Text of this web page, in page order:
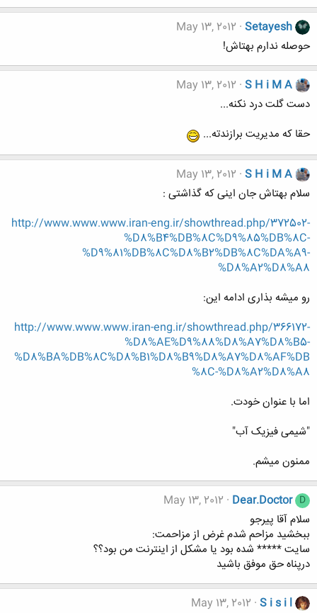
Setayesh
May 13, 2012
حوصله ندارم بهتاش!
S H i M A
May 13, 2012
دست گلت درد نکنه...
حقا که مدیریت برازندته...
S H i M A
May 13, 2012
سلام بهتاش جان اینی که گذاشتی :
http://www.www.www.iran-eng.ir/showthread.php/372502-
%D8%B4%DB%8C%D9%85%DB%8C-
%D9%81%DB%8C%D8%B2%DB%8C%DA%A9-
%D8%A2%D8%A8
رو میشه بذاری ادامه این:
http://www.www.www.iran-eng.ir/showthread.php/366172-
%D8%AE%D9%88%D8%A7%D8%B5-
%D8%BA%DB%8C%D8%B1%D8%B9%D8%A7%D8%AF%DB
%8C-%D8%A2%D8%A8
اما با عنوان خودت.
"شیمی فیزیک آب"
ممنون میشم.
D
Dear.Doctor
May 13, 2012
سلام آقا پیرجو
ببخشید مزاحم شدم غرض از مزاحمت:
سایت ***** شده بود یا مشکل از اینترنت من بود؟؟
درپناه حق موفق باشید
S i s i l
May 13, 2012